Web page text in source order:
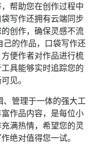
帮助您在创作过程中
写作还拥有云端同步
创作，确保灵感不流
的作品，口袋写作还
便作者对作品进行梳
具能够实时追踪您的
见。
管理于一体的强大工
作品内容，是每位小
满热情，希望您的灵
绝对值得您一试。